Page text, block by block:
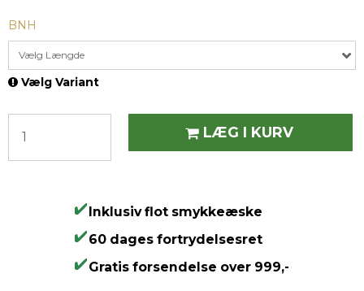
BNH
Vælg Længde
Vælg Variant
LÆG I KURV
Inklusiv flot smykkeæske
60 dages fortrydelsesret
Gratis forsendelse over 999,-